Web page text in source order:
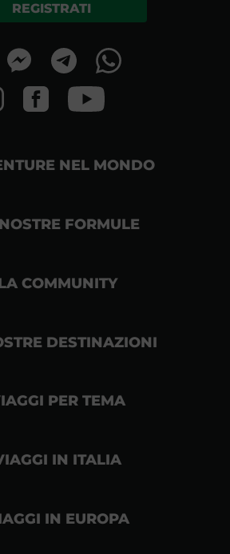
REGISTRATI
NEL MONDO
FORMULE
COMMUNITY
DESTINAZIONI
PER TEMA
IN ITALIA
IN EUROPA